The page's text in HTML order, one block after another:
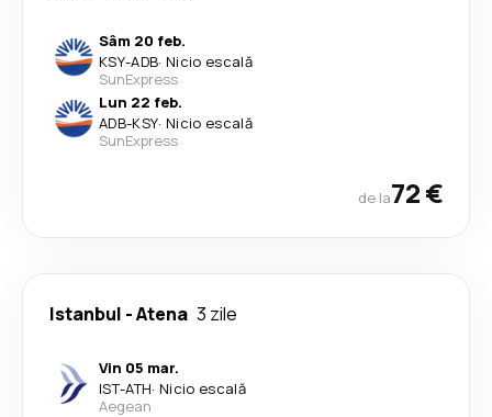
Sâm 20 feb.
KSY-ADB· Nicio escală
SunExpress
Lun 22 feb.
ADB-KSY· Nicio escală
SunExpress
de la72 €
Istanbul -Atena 3 zile
Vin 05 mar.
IST-ATH· Nicio escală
Aegean